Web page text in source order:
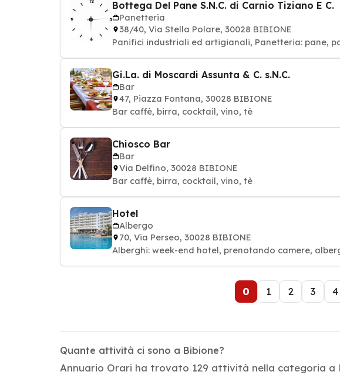
Bottega Del Pane S.N.C. di Carnio Tiziano E C.
Panetteria
38/40, Via Stella Polare, 30028 BIBIONE
Panifici industriali ed artigianali, Panetteria: pane,
Gi.La. di Moscardi Assunta & C. s.N.C.
Bar
47, Piazza Fontana, 30028 BIBIONE
Bar caffè, birra, cocktail, vino, tè
Chiosco Bar
Bar
Via Delfino, 30028 BIBIONE
Bar caffè, birra, cocktail, vino, tè
Hotel
Albergo
70, Via Perseo, 30028 BIBIONE
Alberghi: week-end hotel, prenotando camere,
0 1 2 3 4
Quante attività ci sono a Bibione?
Annuario Orari ha trovato 129 attività nella categoria a